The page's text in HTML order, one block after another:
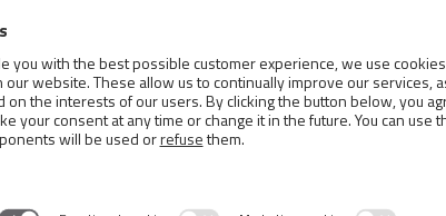
Metabolizable energy:
840 ккал/кг